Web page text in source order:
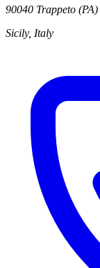
90040 Trappeto (PA)
Sicily, Italy